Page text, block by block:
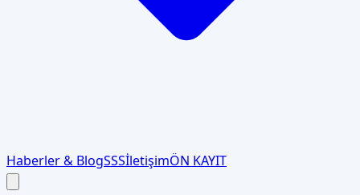
Haberler & BlogSSSİletişimÖN KAYIT